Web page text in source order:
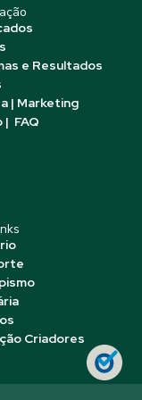
e Resultados
| Marketing
FAQ
Criadores